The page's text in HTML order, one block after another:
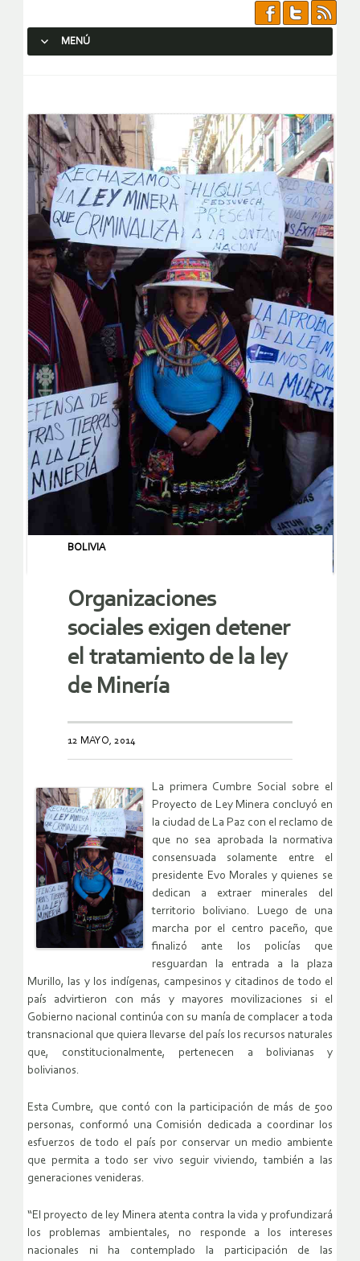
MENÚ
BOLIVIA
Organizaciones
sociales exigen detener
el tratamiento de la ley
de Minería
12 MAYO, 2014
La primera Cumbre Social sobre el
Proyecto de Ley Minera concluyó en
la ciudad de La Paz con el reclamo de
que no sea aprobada la normativa
consensuada solamente entre el
presidente Evo Morales y quienes se
dedican a extraer minerales del
territorio boliviano. Luego de una
marcha por el centro paceño, que
finalizó ante los policías que
resguardan la entrada a la plaza
Murillo, las y los indígenas, campesinos y citadinos de todo el
país advirtieron con más y mayores movilizaciones si el
Gobierno nacional continúa con su manía de complacer a toda
transnacional que quiera llevarse del país los recursos naturales
que, constitucionalmente, pertenecen a bolivianas y
bolivianos.
Esta Cumbre, que contó con la participación de más de 500
personas, conformó una Comisión dedicada a coordinar los
esfuerzos de todo el país por conservar un medio ambiente
que permita a todo ser vivo seguir viviendo, también a las
generaciones venideras.
“El proyecto de ley Minera atenta contra la vida y profundizará
los problemas ambientales, no responde a los intereses
nacionales ni ha contemplado la participación de las